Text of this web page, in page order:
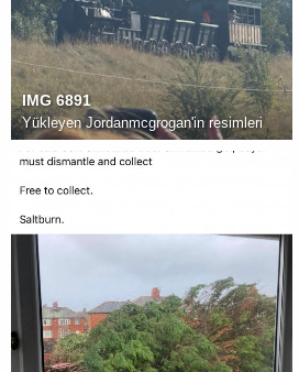
IMG 6891
YükleyenJordanmcgrogan'in resimleri